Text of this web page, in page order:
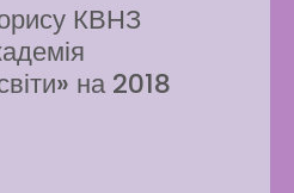
КВНЗ
на 2018